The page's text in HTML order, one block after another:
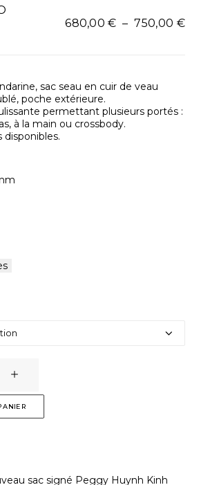
680,00€ – 750,00 €
sac seau en cuir de veau
poche extérieure.
permettant plusieurs portés :
à la main ou crossbody.
disponibles.
sac signé Peggy Huynh Kinh